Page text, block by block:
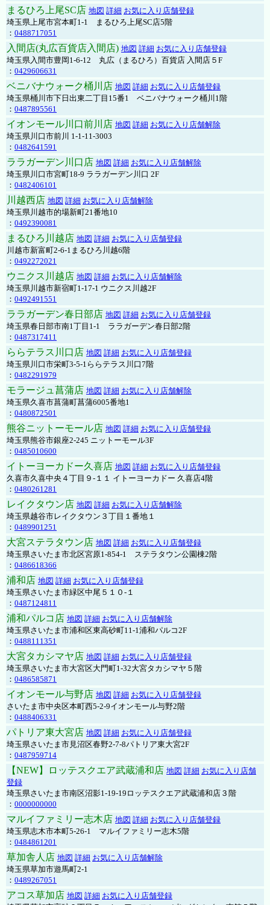
まるひろ上尾SC店 地図 詳細 お気に入り店舗登録
埼玉県上尾市宮本町1-1 まるひろ上尾SC店5階
： 0488717051
入間店(丸広百貨店入間店) 地図 詳細 お気に入り店舗登録
埼玉県入間市豊岡1-6-12 丸広（まるひろ）百貨店 入間店５F
： 0429606631
ベニバナウォーク桶川店 地図 詳細 お気に入り店舗登録
埼玉県桶川市下日出東二丁目15番1 ベニバナウォーク桶川1階
： 0487895561
イオンモール川口前川店 地図 詳細 お気に入り店舗解除
埼玉県川口市前川 1-1-11-3003
： 0482641591
ララガーデン川口店 地図 詳細 お気に入り店舗解除
埼玉県川口市宮町18-9 ララガーデン川口 2F
： 0482406101
川越西店 地図 詳細 お気に入り店舗解除
埼玉県川越市的場新町21番地10
： 0492390081
まるひろ川越店 地図 詳細 お気に入り店舗登録
川越市新富町2-6-1まるひろ川越6階
： 0492272021
ウニクス川越店 地図 詳細 お気に入り店舗解除
埼玉県川越市新宿町1-17-1 ウニクス川越2F
： 0492491551
ララガーデン春日部店 地図 詳細 お気に入り店舗登録
埼玉県春日部市南1丁目1-1 ララガーデン春日部2階
： 0487317411
ららテラス川口店 地図 詳細 お気に入り店舗登録
埼玉県川口市栄町3-5-1ららテラス川口7階
： 0482291979
モラージュ菖蒲店 地図 詳細 お気に入り店舗解除
埼玉県久喜市菖蒲町菖蒲6005番地1
： 0480872501
熊谷ニットーモール店 地図 詳細 お気に入り店舗登録
埼玉県熊谷市銀座2-245 ニットーモール3F
： 0485010600
イトーヨーカドー久喜店 地図 詳細 お気に入り店舗登録
久喜市久喜中央４丁目９-１１ イトーヨーカドー 久喜店4階
： 0480261281
レイクタウン店 地図 詳細 お気に入り店舗解除
埼玉県越谷市レイクタウン３丁目１番地１
： 0489901251
大宮ステラタウン店 地図 詳細 お気に入り店舗登録
埼玉県さいたま市北区宮原1-854-1 ステラタウン公園棟2階
： 0486618366
浦和店 地図 詳細 お気に入り店舗登録
埼玉県さいたま市緑区中尾５１０-１
： 0487124811
浦和パルコ店 地図 詳細 お気に入り店舗解除
埼玉県さいたま市浦和区東高砂町11-1浦和パルコ2F
： 0488111351
大宮タカシマヤ店 地図 詳細 お気に入り店舗登録
埼玉県さいたま市大宮区大門町1-32大宮タカシマヤ５階
： 0486585871
イオンモール与野店 地図 詳細 お気に入り店舗登録
さいたま市中央区本町西5-2-9イオンモール与野2階
： 0488406331
パトリア東大宮店 地図 詳細 お気に入り店舗登録
埼玉県さいたま市見沼区春野2-7-8パトリア東大宮2F
： 0487959714
【NEW】ロッテスクエア武蔵浦和店 地図 詳細 お気に入り店舗
登録
埼玉県さいたま市南区沼影1-19-19ロッテスクエア武蔵浦和店３階
： 0000000000
マルイファミリー志木店 地図 詳細 お気に入り店舗登録
埼玉県志木市本町5-26-1 マルイファミリー志木5階
： 0484861201
草加舎人店 地図 詳細 お気に入り店舗解除
埼玉県草加市遊馬町2-1
： 0489267051
アコス草加店 地図 詳細 お気に入り店舗登録